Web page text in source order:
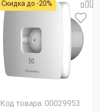
Скидка до -20%
Код товара: 00029953